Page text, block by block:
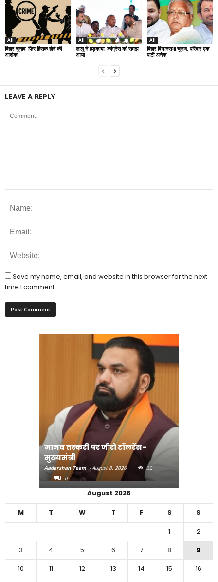
All
बिहार चुनाव: फिर हिंसक होने की
आशंका
All
लालू ने हड़काया, कांग्रेस को समझ
आया
All
बिहार विधानसभा चुनाव: परिवार एक
पार्टी अनेक
LEAVE A REPLY
Save my name, email, and website in this browser for the next
time I comment.
मानव तस्करी पर जीरो टॉलरेंस-
मुख्यमंत्री
Aadarshan Team - August 8, 2026
32
0
August 2026
M T W T F S S
1
2
3
4 5 6 7 8
9
10
11 12 13 14 15
16